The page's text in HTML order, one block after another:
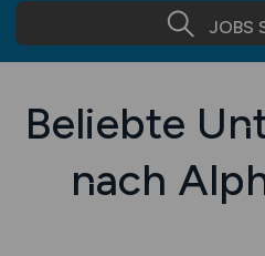
JOBS
Beliebte
nach